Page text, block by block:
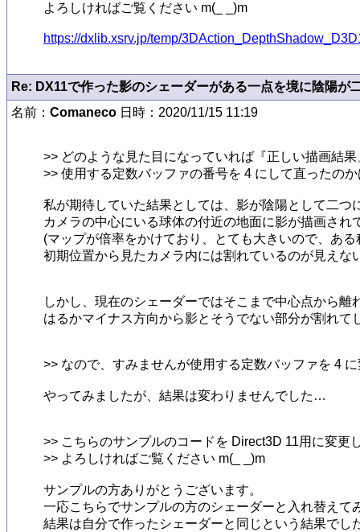
よろしければご覧ください m(_ _)m
https://dxlib.xsrv.jp/temp/
Re: DX11で作った影のシェーダーがある一点を境に陰陽が
名前： Comaneco 日時：2020/11/15 11:19
>> どのような見た目になっていれば『正しい描画結
>> 使用する定数バッファの番号を 4 にして直ったの
私が期待していた結果としては、影が陰陽として二つ
カメラの中心にいる球体の付近の地面に影が描画され
(マップが倍率をかけており、とても大きいので、あ
初期位置から見たカメラ内には割れているのが見えな
しかし、現在のシェーダーではそこまで中心点から
はるかマイナス方向から影とそうでない部分が割れて
>> なので、すみませんが使用する定数バッファを 4
やってみましたが、結果は変わりませんでした…
>> こちらのサンプルのコードを Direct3D 11用に変更
>> よろしければご覧ください m(_ _)m
サンプルの方ありがとうございます。
一応こちらでサンプルの方のシェーダーと入れ替えて
結果は自分で作ったシェーダーと同じという結果でし